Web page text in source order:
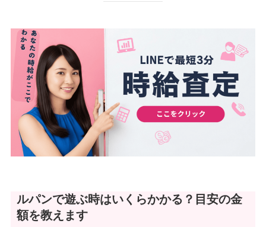
ルパンで遊ぶ時はいくらかかる？目安の金
額を教えます